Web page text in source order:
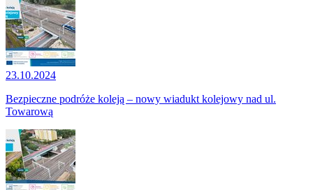
23.10.2024
Bezpieczne podróże koleją – nowy wiadukt kolejowy nad ul.
Towarową